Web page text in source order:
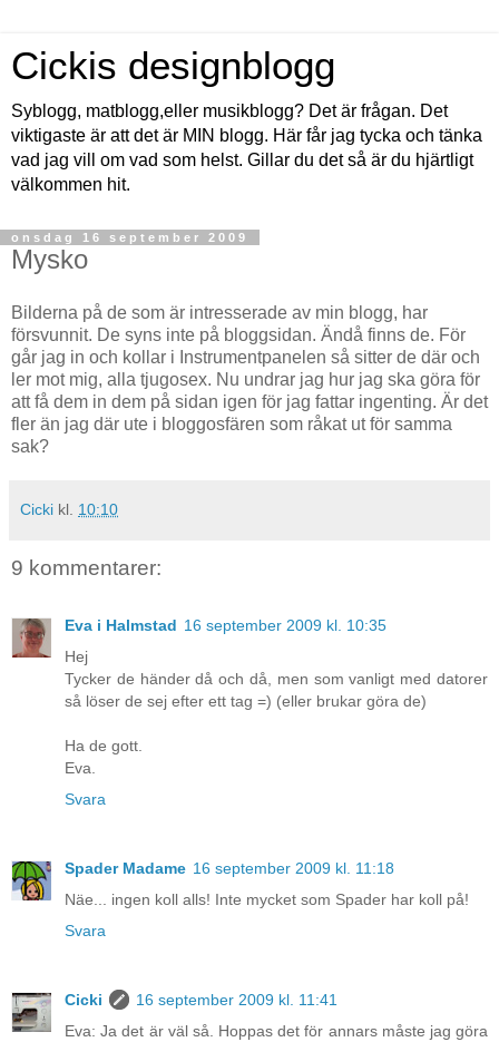
Cickis designblogg
Syblogg, matblogg,eller musikblogg? Det är frågan. Det
viktigaste är att det är MIN blogg. Här får jag tycka och tänka
vad jag vill om vad som helst. Gillar du det så är du hjärtligt
välkommen hit.
onsdag 16 september 2009
Mysko
Bilderna på de som är intresserade av min blogg, har
försvunnit. De syns inte på bloggsidan. Ändå finns de. För
går jag in och kollar i Instrumentpanelen så sitter de där och
ler mot mig, alla tjugosex. Nu undrar jag hur jag ska göra för
att få dem in dem på sidan igen för jag fattar ingenting. Är det
fler än jag där ute i bloggosfären som råkat ut för samma
sak?
Cicki kl. 10:10
9 kommentarer:
Eva i Halmstad 16 september 2009 kl. 10:35
Hej
Tycker de händer då och då, men som vanligt med datorer
så löser de sej efter ett tag =) (eller brukar göra de)
Ha de gott.
Eva.
Svara
Spader Madame 16 september 2009 kl. 11:18
Näe... ingen koll alls! Inte mycket som Spader har koll på!
Svara
Cicki
16 september 2009 kl. 11:41
Eva: Ja det är väl så. Hoppas det för annars måste jag göra